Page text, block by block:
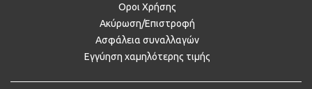
Οροι Χρήσης
Ακύρωση/Επιστροφή
Ασφάλεια συναλλαγών
Εγγύηση χαμηλότερης τιμής